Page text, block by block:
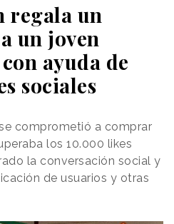
regala un
un joven
ayuda de
sociales
comprometió a comprar
los 10.000 likes
la conversación social y
de usuarios y otras